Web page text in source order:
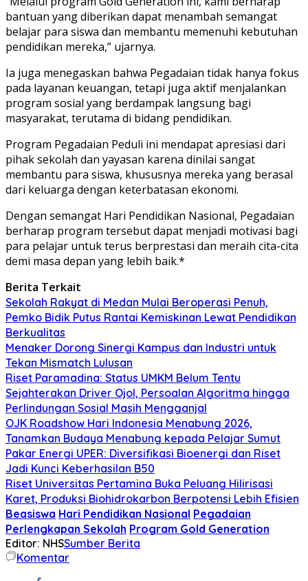
bantuan yang diberikan dapat menambah semangat
belajar para siswa dan membantu memenuhi kebutuhan
pendidikan mereka,” ujarnya.
Ia juga menegaskan bahwa Pegadaian tidak hanya fokus
pada layanan keuangan, tetapi juga aktif menjalankan
program sosial yang berdampak langsung bagi
masyarakat, terutama di bidang pendidikan.
Program Pegadaian Peduli ini mendapat apresiasi dari
pihak sekolah dan yayasan karena dinilai sangat
membantu para siswa, khususnya mereka yang berasal
dari keluarga dengan keterbatasan ekonomi.
Dengan semangat Hari Pendidikan Nasional, Pegadaian
berharap program tersebut dapat menjadi motivasi bagi
para pelajar untuk terus berprestasi dan meraih cita-cita
demi masa depan yang lebih baik.*
Berita Terkait
Sekolah Rakyat di Medan Mulai Beroperasi Penuh,
Pemko Bidik Putus Rantai Kemiskinan Lewat Pendidikan
Berkualitas
Menaker Dorong Sinergi Kampus dan Industri untuk
Tekan Mismatch Lulusan
Riset Paramadina: Status UMKM Belum Tentu
Sejahterakan Driver Ojol, Persoalan Algoritma hingga
Perlindungan Sosial Masih Mengganjal
OJK Roadshow Hari Indonesia Menabung 2026,
Tanamkan Budaya Menabung kepada Pelajar Sumut
Pakar Energi UPER: Diversifikasi Bioenergi dan Riset
Jadi Kunci Keberhasilan B50
Riset Universitas Pertamina Buka Peluang Hilirisasi
Karet, Produksi Biohidrokarbon Berpotensi Lebih Efisien
Beasiswa Hari Pendidikan Nasional Pegadaian
Perlengkapan Sekolah Program Gold Generation
Editor: NHSSumber Berita
Komentar